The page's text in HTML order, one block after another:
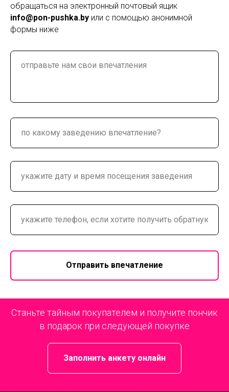
обращаться на электронный почтовый ящик
info@pon-pushka.by или с помощью анонимной
формы ниже
Отправить впечатление
Станьте тайным покупателем и получите пончик
в подарок при следующей покупке
Заполнить анкету онлайн